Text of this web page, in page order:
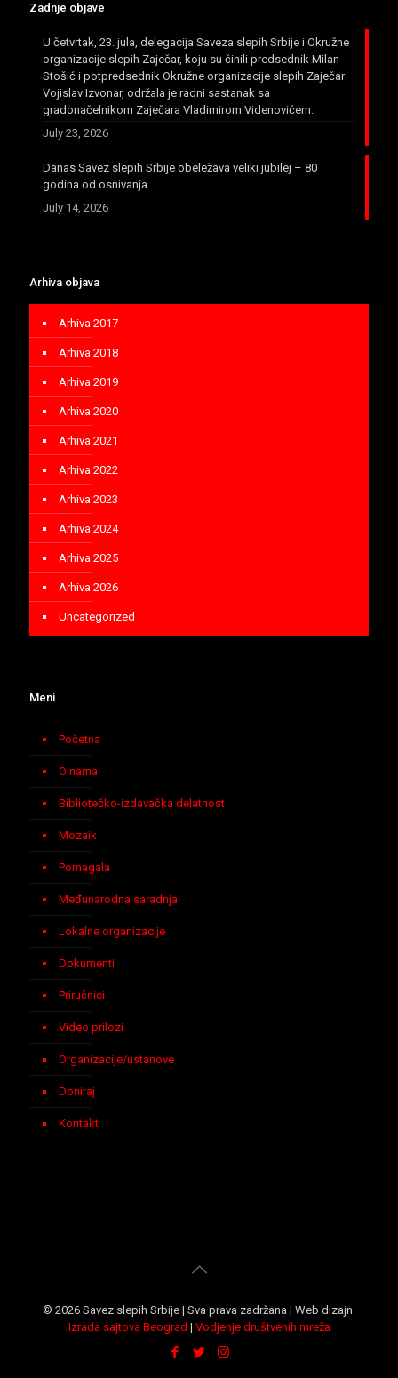
Zadnje objave
U četvrtak, 23. jula, delegacija Saveza slepih Srbije i Okružne
organizacije slepih Zaječar, koju su činili predsednik Milan
Stošić i potpredsednik Okružne organizacije slepih Zaječar
Vojislav Izvonar, održala je radni sastanak sa
gradonačelnikom Zaječara Vladimirom Videnovićem.
July 23, 2026
Danas Savez slepih Srbije obeležava veliki jubilej – 80
godina od osnivanja.
July 14, 2026
Arhiva objava
Arhiva 2017
Arhiva 2018
Arhiva 2019
Arhiva 2020
Arhiva 2021
Arhiva 2022
Arhiva 2023
Arhiva 2024
Arhiva 2025
Arhiva 2026
Uncategorized
Meni
Početna
O nama
Bibliotečko-izdavačka delatnost
Mozaik
Pomagala
Međunarodna saradnja
Lokalne organizacije
Dokumenti
Priručnici
Video prilozi
Organizacije/ustanove
Doniraj
Kontakt
© 2026 Savez slepih Srbije | Sva prava zadržana | Web dizajn:
Izrada sajtova Beograd | Vodjenje društvenih mreža